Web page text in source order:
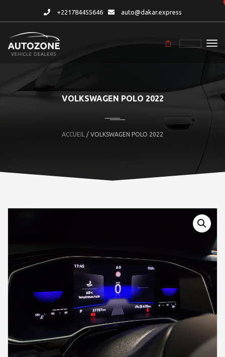
+221784455646 auto@dakar.express
VOLKSWAGEN POLO 2022
ACCUEIL / VOLKSWAGEN POLO 2022